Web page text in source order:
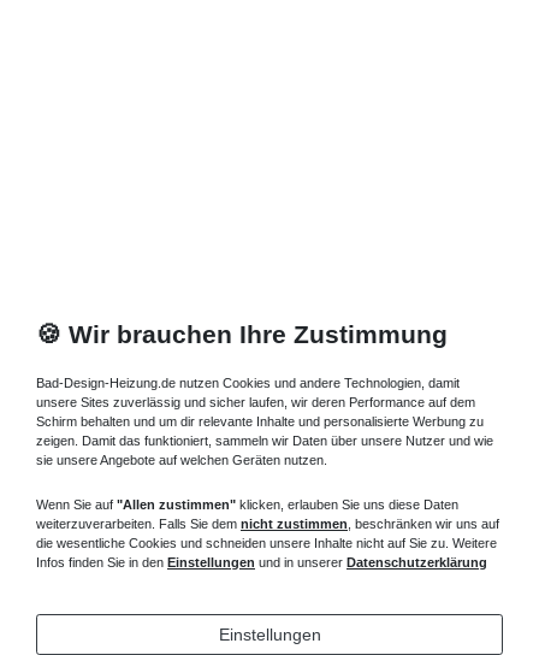
🍪 Wir brauchen Ihre Zustimmung
Bad-Design-Heizung.de nutzen Cookies und andere Technologien, damit
unsere Sites zuverlässig und sicher laufen, wir deren Performance auf dem
Schirm behalten und um dir relevante Inhalte und personalisierte Werbung zu
zeigen. Damit das funktioniert, sammeln wir Daten über unsere Nutzer und wie
sie unsere Angebote auf welchen Geräten nutzen.
Wenn Sie auf "Allen zustimmen" klicken, erlauben Sie uns diese Daten
weiterzuverarbeiten. Falls Sie dem nicht zustimmen , beschränken wir uns auf
die wesentliche Cookies und schneiden unsere Inhalte nicht auf Sie zu. Weitere
Infos finden Sie in den Einstellungen und in unserer Datenschutzerklärung
Einstellungen